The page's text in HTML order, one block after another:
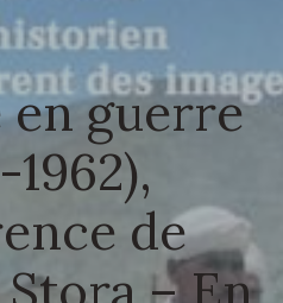
en guerre
1962),
de